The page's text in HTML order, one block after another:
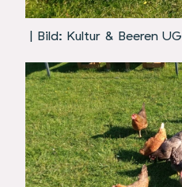
| Bild: Kultur & Beeren UG